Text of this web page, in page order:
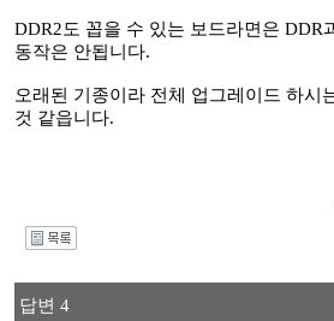
DDR2도 꼽을 수 있는 보드라면은 DDR
동작은 안됩니다.
오래된 기종이라 전체 업그레이드 하시
것 같읍니다.
답변 4